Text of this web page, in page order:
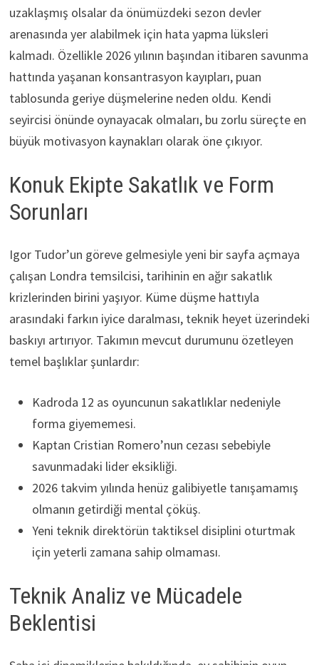
uzaklaşmış olsalar da önümüzdeki sezon devler
arenasında yer alabilmek için hata yapma lüksleri
kalmadı. Özellikle 2026 yılının başından itibaren savunma
hattında yaşanan konsantrasyon kayıpları, puan
tablosunda geriye düşmelerine neden oldu. Kendi
seyircisi önünde oynayacak olmaları, bu zorlu süreçte en
büyük motivasyon kaynakları olarak öne çıkıyor.
Konuk Ekipte Sakatlık ve Form
Sorunları
Igor Tudor’un göreve gelmesiyle yeni bir sayfa açmaya
çalışan Londra temsilcisi, tarihinin en ağır sakatlık
krizlerinden birini yaşıyor. Küme düşme hattıyla
arasındaki farkın iyice daralması, teknik heyet üzerindeki
baskıyı artırıyor. Takımın mevcut durumunu özetleyen
temel başlıklar şunlardır:
Kadroda 12 as oyuncunun sakatlıklar nedeniyle
forma giyememesi.
Kaptan Cristian Romero’nun cezası sebebiyle
savunmadaki lider eksikliği.
2026 takvim yılında henüz galibiyetle tanışamamış
olmanın getirdiği mental çöküş.
Yeni teknik direktörün taktiksel disiplini oturtmak
için yeterli zamana sahip olmaması.
Teknik Analiz ve Mücadele
Beklentisi